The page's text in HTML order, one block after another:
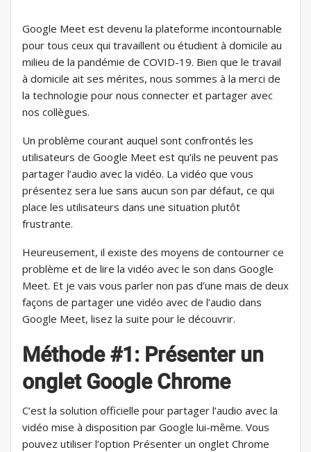
Google Meet est devenu la plateforme incontournable
pour tous ceux qui travaillent ou étudient à domicile au
milieu de la pandémie de COVID-19. Bien que le travail
à domicile ait ses mérites, nous sommes à la merci de
la technologie pour nous connecter et partager avec
nos collègues.
Un problème courant auquel sont confrontés les
utilisateurs de Google Meet est qu’ils ne peuvent pas
partager l’audio avec la vidéo. La vidéo que vous
présentez sera lue sans aucun son par défaut, ce qui
place les utilisateurs dans une situation plutôt
frustrante.
Heureusement, il existe des moyens de contourner ce
problème et de lire la vidéo avec le son dans Google
Meet. Et je vais vous parler non pas d’une mais de deux
façons de partager une vidéo avec de l’audio dans
Google Meet, lisez la suite pour le découvrir.
Méthode #1: Présenter un
onglet Google Chrome
C’est la solution officielle pour partager l’audio avec la
vidéo mise à disposition par Google lui-même. Vous
pouvez utiliser l’option Présenter un onglet Chrome